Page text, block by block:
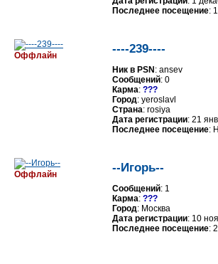
Последнее посещение:
----239----
Ник в PSN : ansev
Сообщений: 0
Карма: ???
Город: yeroslavl
Страна: rosiya
Дата регистрации: 21
Последнее посещение:
Оффлайн
--Игорь--
Сообщений: 1
Карма: ???
Город: Москва
Дата регистрации: 10
Последнее посещение:
Оффлайн